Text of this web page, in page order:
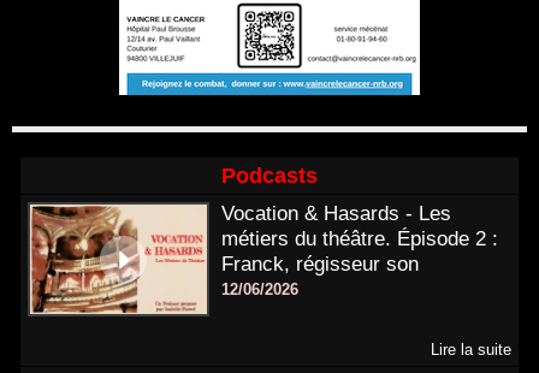
Podcasts
Vocation & Hasards - Les
métiers du théâtre. Épisode 2 :
Franck, régisseur son
12/06/2026
Lire la suite